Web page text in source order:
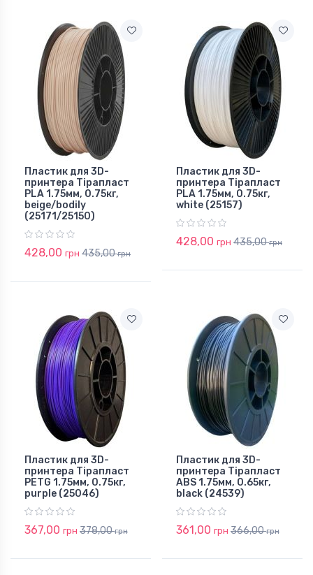
Пластик для 3D-
принтера Тірапласт
PLA 1.75мм, 0.75кг,
beige/bodily
(25171/25150)
428,00 грн 435,00грн
Пластик для 3D-
принтера Тірапласт
PLA 1.75мм, 0.75кг,
white (25157)
428,00 грн 435,00грн
Пластик для 3D-
принтера Тірапласт
PETG 1.75мм, 0.75кг,
purple (25046)
367,00 грн 378,00грн
Пластик для 3D-
принтера Тірапласт
ABS 1.75мм, 0.65кг,
black (24539)
361,00 грн 366,00грн